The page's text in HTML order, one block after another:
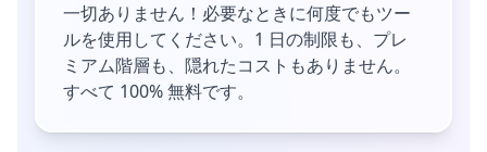
一切ありません！必要なときに何度でもツー
ルを使用してください。1 日の制限も、プレ
ミアム階層も、隠れたコストもありません。
すべて 100% 無料です。